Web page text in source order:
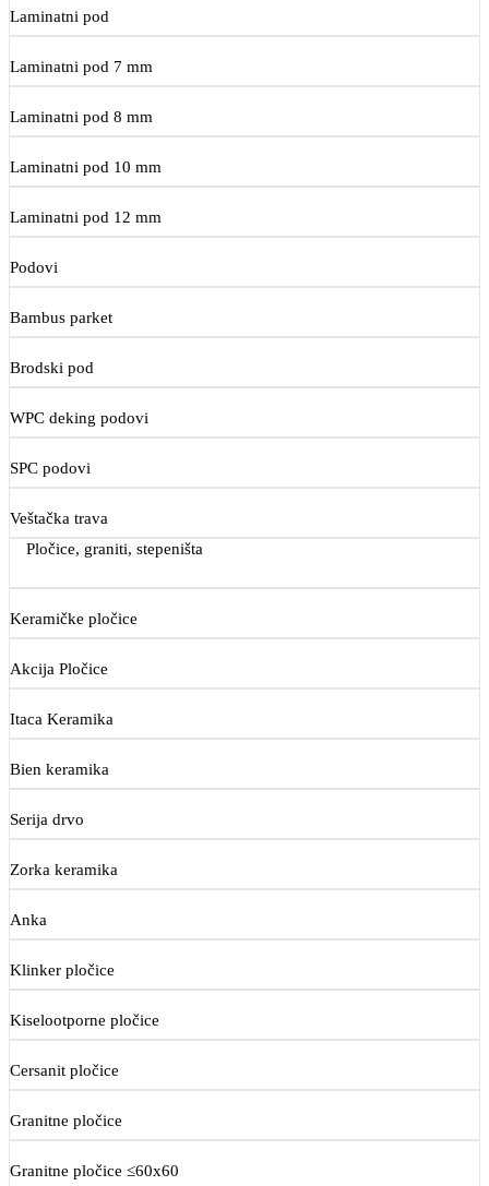
Laminatni pod
Laminatni pod 7 mm
Laminatni pod 8 mm
Laminatni pod 10 mm
Laminatni pod 12 mm
Podovi
Bambus parket
Brodski pod
WPC deking podovi
SPC podovi
Veštačka trava
Pločice, graniti, stepeništa
Keramičke pločice
Akcija Pločice
Itaca Keramika
Bien keramika
Serija drvo
Zorka keramika
Anka
Klinker pločice
Kiselootporne pločice
Cersanit pločice
Granitne pločice
Granitne pločice ≤60x60